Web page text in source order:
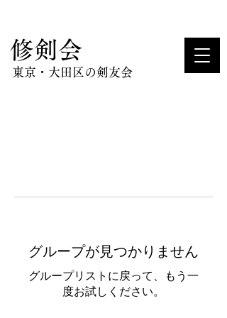
​修剣会
東京・大田区の剣友会
グループが見つかりません
グループリストに戻って、もう一
度お試しください。